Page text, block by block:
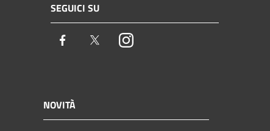
SEGUICI SU
Facebook TwitterInstagram
NOVITÀ